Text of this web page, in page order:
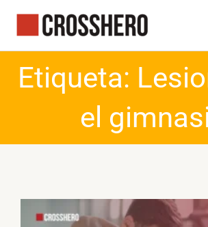
contenido
Etiqueta:
el